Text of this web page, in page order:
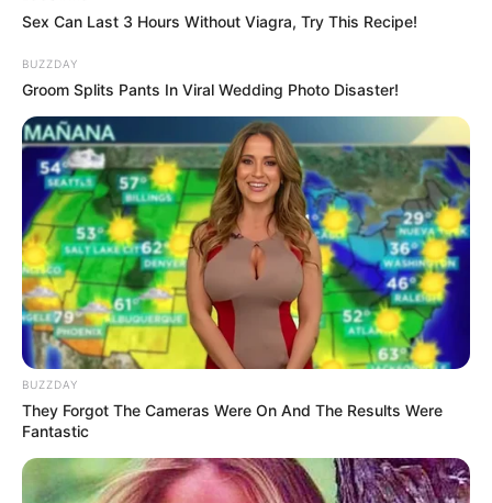
Sex Can Last 3 Hours Without Viagra, Try This Recipe!
BUZZDAY
Groom Splits Pants In Viral Wedding Photo Disaster!
BUZZDAY
They Forgot The Cameras Were On And The Results Were
Fantastic